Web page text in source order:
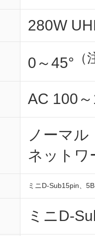
280W
0～45° （
AC 100
ノーマ
ネットワ
ミニD-Sub15pin、
ミニD-